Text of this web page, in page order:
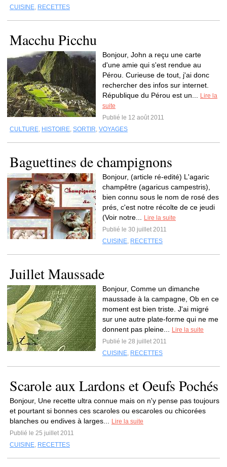
CUISINE, RECETTES
Macchu Picchu
Bonjour, John a reçu une carte
d'une amie qui s'est rendue au
Pérou. Curieuse de tout, j'ai donc
rechercher des infos sur internet.
République du Pérou est un...
Lire la
suite
Publié le 12 août 2011
CULTURE, HISTOIRE, SORTIR, VOYAGES
Baguettines de champignons
Bonjour, (article ré-edité) L'agaric
champêtre (agaricus campestris),
bien connu sous le nom de rosé des
prés, c'est notre récolte de ce jeudi
(Voir notre...
Lire la suite
Publié le 30 juillet 2011
CUISINE, RECETTES
Juillet Maussade
Bonjour, Comme un dimanche
maussade à la campagne, Ob en ce
moment est bien triste. J'ai migré
sur une autre plate-forme qui ne me
donnent pas pleine...
Lire la suite
Publié le 28 juillet 2011
CUISINE, RECETTES
Scarole aux Lardons et Oeufs Pochés
Bonjour, Une recette ultra connue mais on n'y pense pas toujours
et pourtant si bonnes ces scaroles ou escaroles ou chicorées
blanches ou endives à larges...
Lire la suite
Publié le 25 juillet 2011
CUISINE, RECETTES